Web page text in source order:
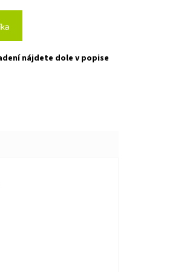
nájdete dole v popise
5 z 5 hviezdičiek.
5 z 5 hviezdičiek.